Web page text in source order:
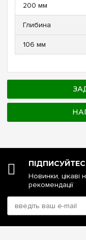
200 мм
Глибина
106 мм
Новинки, цікаві
рекомендації